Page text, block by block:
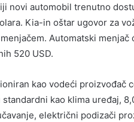
novi automobil trenutno
Kia-in oštar ugovor za
Automatski
520 USD.
kao vodeći proizvođač
kao klima uređaj,
električni podizači